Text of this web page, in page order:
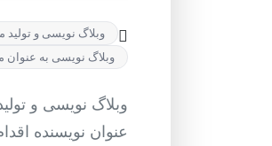
وبلاگ نویسی و تولید
وبلاگ نویسی به عنوان
وبلاگ نویسی و
عنوان نویسنده